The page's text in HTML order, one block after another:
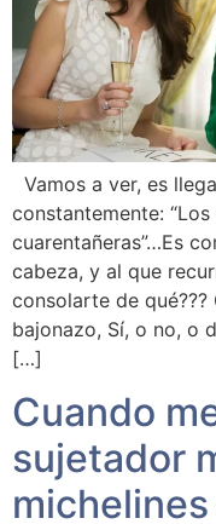
Vamos a ver, es
constantemente:
cuarentañeras”…Es
cabeza, y al que
consolarte de qué???
bajonazo, Sí, o no, o
[…]
Cuando
sujetador